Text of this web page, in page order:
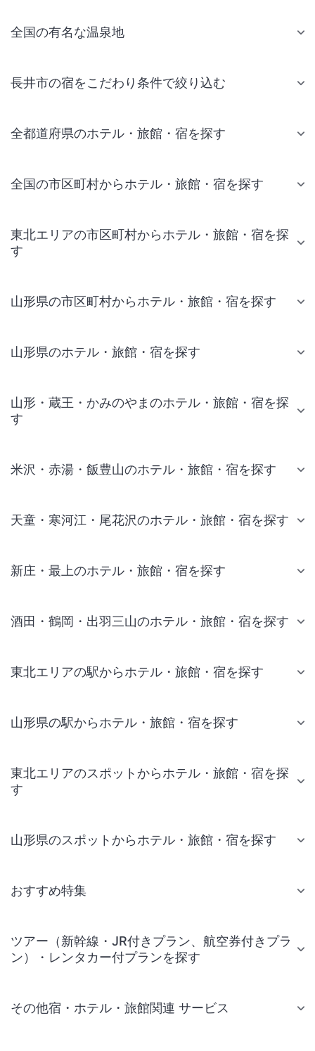
全国の有名な温泉地
長井市の宿をこだわり条件で絞り込む
全都道府県のホテル・旅館・宿を探す
全国の市区町村からホテル・旅館・宿を探す
東北エリアの市区町村からホテル・旅館・宿を探
す
山形県の市区町村からホテル・旅館・宿を探す
山形県のホテル・旅館・宿を探す
山形・蔵王・かみのやまのホテル・旅館・宿を探
す
米沢・赤湯・飯豊山のホテル・旅館・宿を探す
天童・寒河江・尾花沢のホテル・旅館・宿を探す
新庄・最上のホテル・旅館・宿を探す
酒田・鶴岡・出羽三山のホテル・旅館・宿を探す
東北エリアの駅からホテル・旅館・宿を探す
山形県の駅からホテル・旅館・宿を探す
東北エリアのスポットからホテル・旅館・宿を探
す
山形県のスポットからホテル・旅館・宿を探す
おすすめ特集
ツアー（新幹線・JR付きプラン、航空券付きプラ
ン）・レンタカー付プランを探す
その他宿・ホテル・旅館関連 サービス